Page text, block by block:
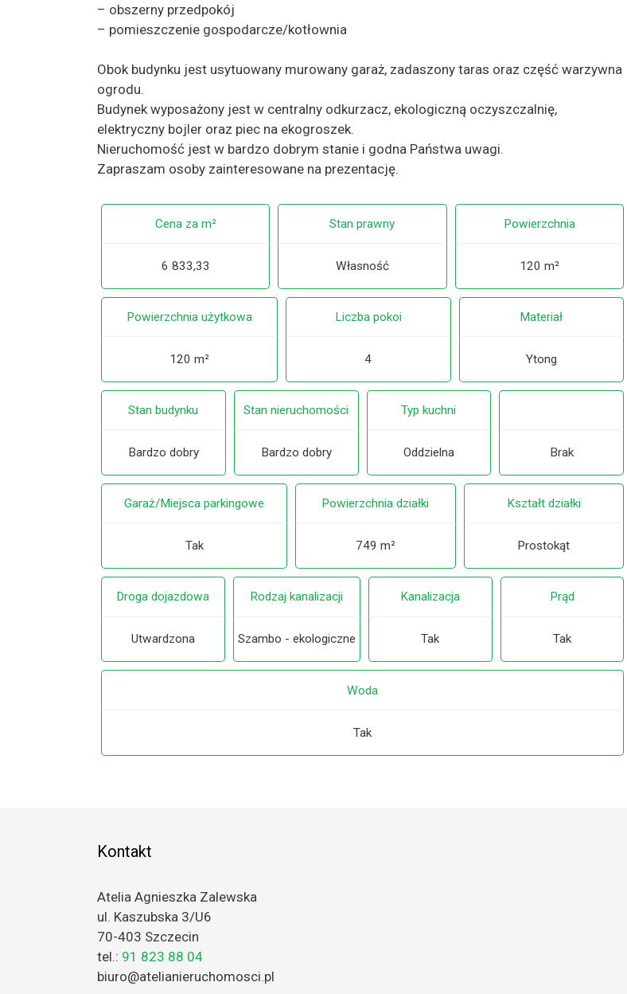
– obszerny przedpokój
– pomieszczenie gospodarcze/kotłownia
Obok budynku jest usytuowany murowany garaż, zadaszony taras oraz część warzywna
ogrodu.
Budynek wyposażony jest w centralny odkurzacz, ekologiczną oczyszczalnię,
elektryczny bojler oraz piec na ekogroszek.
Nieruchomość jest w bardzo dobrym stanie i godna Państwa uwagi.
Zapraszam osoby zainteresowane na prezentację.
Cena za m²
6 833,33
Stan prawny
Własność
Powierzchnia
120 m²
Powierzchnia użytkowa
120 m²
Liczba pokoi
4
Materiał
Ytong
Stan budynku
Bardzo dobry
Stan nieruchomości
Bardzo dobry
Typ kuchni
Oddzielna Brak
Garaż/Miejsca parkingowe
Tak
Powierzchnia działki
749 m²
Kształt działki
Prostokąt
Droga dojazdowa
Utwardzona
Rodzaj kanalizacji
Szambo - ekologiczne
Kanalizacja
Tak
Prąd
Tak
Woda
Tak
Kontakt
Atelia Agnieszka Zalewska
ul. Kaszubska 3/U6
70-403 Szczecin
tel.: 91 823 88 04
biuro@atelianieruchomosci.pl